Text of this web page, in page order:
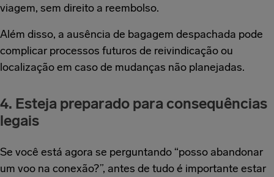
viagem, sem direito a reembolso.
Além disso, a ausência de bagagem despachada pode
complicar processos futuros de reivindicação ou
localização em caso de mudanças não planejadas.
4. Esteja preparado para consequências
legais
Se você está agora se perguntando “posso abandonar
um voo na conexão?”, antes de tudo é importante estar